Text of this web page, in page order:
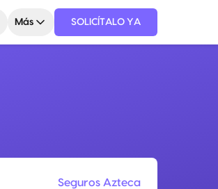
Más SOLICÍTALO YA
Seguros Azteca